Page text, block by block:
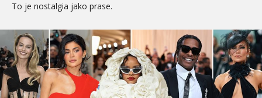
To je nostalgia jako prase.